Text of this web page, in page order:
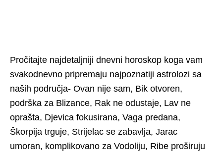
Pročitajte najdetaljniji dnevni horoskop koga vam
svakodnevno pripremaju najpoznatiji astrolozi sa
naših područja- Ovan nije sam, Bik otvoren,
podrška za Blizance, Rak ne odustaje, Lav ne
oprašta, Djevica fokusirana, Vaga predana,
Škorpija trguje, Strijelac se zabavlja, Jarac
umoran, komplikovano za Vodoliju, Ribe proširuju